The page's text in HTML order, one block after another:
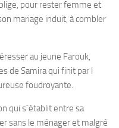
pour rester femme et
mariage induit, à combler
au jeune Farouk,
de Samira qui finit par l
foudroyante.
qui s´établit entre sa
sans le ménager et malgré